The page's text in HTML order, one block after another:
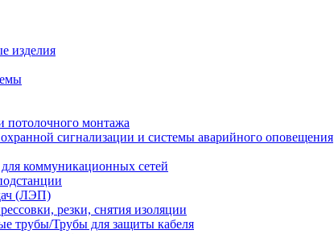
изделия
потолочного монтажа
сигнализации и системы аварийного оповещения
коммуникационных сетей
(ЛЭП)
резки, снятия изоляции
трубы/Трубы для защиты кабеля